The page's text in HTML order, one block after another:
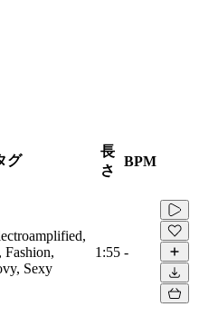
グ
長
さ
BPM
Fashion,
Sexy
1:55 -